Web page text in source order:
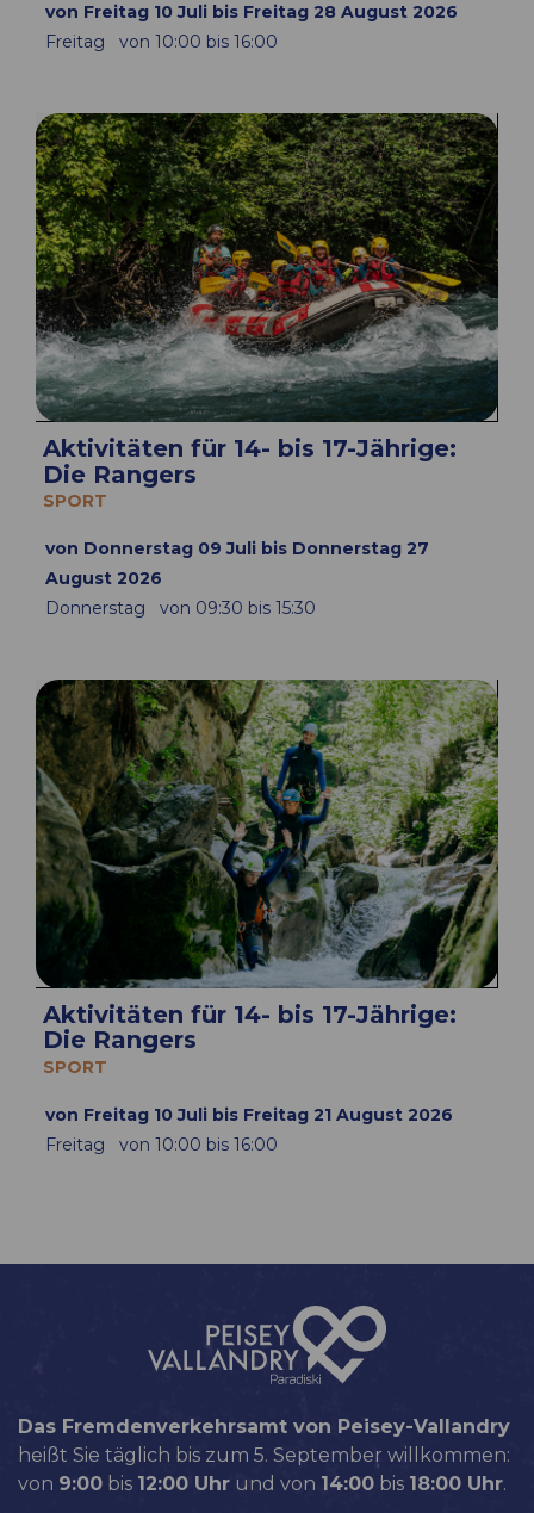
von Freitag 10 Juli bis Freitag 28 August 2026
Freitag
von 10:00 bis 16:00
Aktivitäten für 14- bis 17-Jährige:
Die Rangers
SPORT
von Donnerstag 09 Juli bis Donnerstag 27
August 2026
Donnerstag
von 09:30 bis 15:30
Aktivitäten für 14- bis 17-Jährige:
Die Rangers
SPORT
von Freitag 10 Juli bis Freitag 21 August 2026
Freitag
von 10:00 bis 16:00
Das Fremdenverkehrsamt von Peisey-Vallandry
heißt Sie täglich bis zum 5. September willkommen:
von 9:00 bis 12:00 Uhr und von 14:00 bis 18:00 Uhr.